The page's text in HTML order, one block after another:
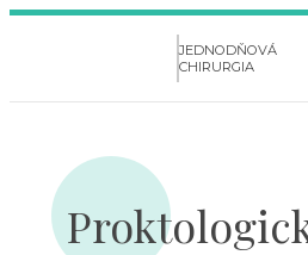
JEDNODŇOVÁ
CHIRURGIA